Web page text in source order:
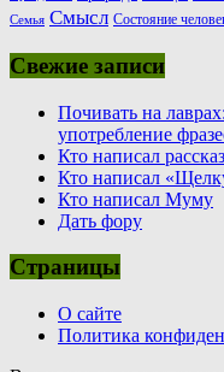
Семья Смысл Состояние
Свежие записи
Почивать на
употребление
Кто написал
Кто написал
Кто написал Муму
Дать фору
Страницы
О сайте
Политика